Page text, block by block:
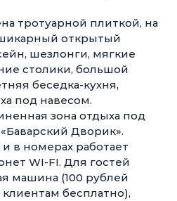
тротуарной плиткой, на
открытый
шезлонги, мягкие
столики, большой
беседка-кухня,
под навесом.
зона отдыха под
Дворик».
в номерах работает
WI-FI. Для гостей
машина (100 рублей
бесплатно),